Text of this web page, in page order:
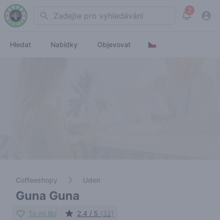
Search 2
View
Hledat Nabídky Objevovat
Coffeeshopy Uden
Guna Guna
To mi líbí 2.4 / 5 (32)